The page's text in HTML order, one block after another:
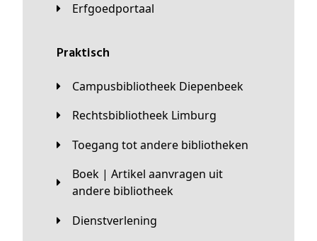
Erfgoedportaal
Praktisch
Campusbibliotheek Diepenbeek
Rechtsbibliotheek Limburg
Toegang tot andere bibliotheken
Boek | Artikel aanvragen uit
andere bibliotheek
Dienstverlening